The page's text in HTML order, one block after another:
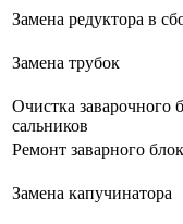
Замена редуктора в
Замена трубок
Очистка заварочного
сальников
Ремонт заварного
Замена капучинатора